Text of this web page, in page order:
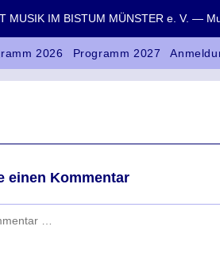
MUSIK IM BISTUM MÜNSTER e. V. —
2026 Programm 2027
einen Kommentar